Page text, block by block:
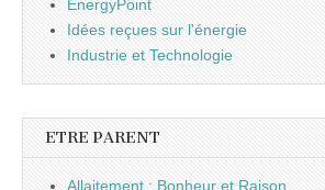
EnergyPoint
Idées reçues sur l'énergie
Industrie et Technologie
ETRE PARENT
Allaitement : Bonheur et Raison